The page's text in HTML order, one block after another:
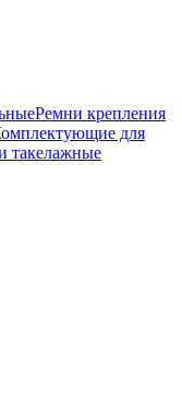
Ремни крепления
для
такелажные